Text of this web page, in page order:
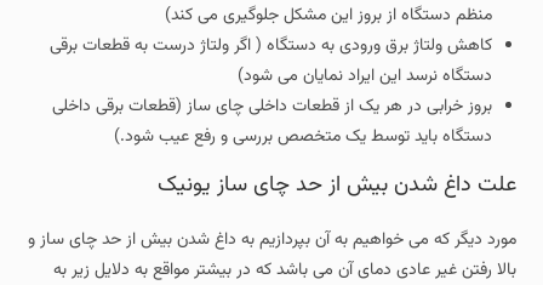
منظم دستگاه از بروز این مشکل جلوگیری می کند)
کاهش ولتاژ برق ورودی به دستگاه ( اگر ولتاژ درست به قطعات برقی
دستگاه نرسد این ایراد نمایان می شود)
بروز خرابی در هر یک از قطعات داخلی چای ساز (قطعات برقی داخلی
دستگاه باید توسط یک متخصص بررسی و رفع عیب شود.)
علت داغ شدن بیش از حد چای ساز یونیک
مورد دیگر که می خواهیم به آن بپردازیم به داغ شدن بیش از حد چای ساز و
بالا رفتن غیر عادی دمای آن می باشد که در بیشتر مواقع به دلایل زیر به